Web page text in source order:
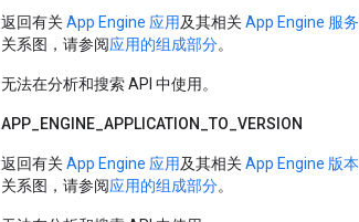
返回有关App Engine 应用及其相关App Engine 服务
关系图，请参阅应用的组成部分。
无法在分析和搜索 API 中使用。
APP_ ENGINE_ APPLICATION_ TO_ VERSION
返回有关App Engine 应用及其相关App Engine 版本
关系图，请参阅应用的组成部分。